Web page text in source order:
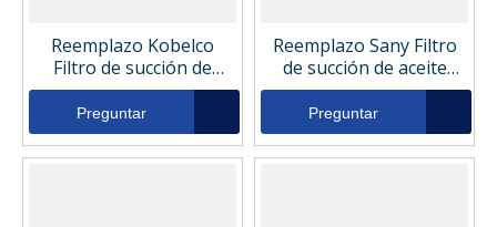
Reemplazo Kobelco
Filtro de succión de
aceite hidráulico
F50V00002D1
Preguntar
Reemplazo Sany Filtro
de succión de aceite
hidráulico EF080
Preguntar